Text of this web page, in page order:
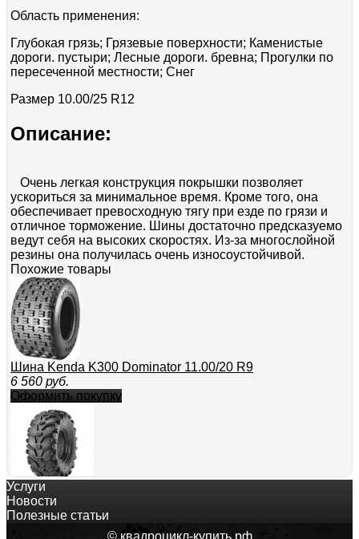
Область применения:
Глубокая грязь; Грязевые поверхности; Каменистые
дороги. пустыри; Лесные дороги. бревна; Прогулки по
пересеченной местности; Снег
Размер 10.00/25 R12
Описание:
Очень легкая конструкция покрышки позволяет
ускориться за минимальное время. Кроме того, она
обеспечивает превосходную тягу при езде по грязи и
отличное торможение. Шины достаточно предсказуемо
ведут себя на высоких скоростях. Из-за многослойной
резины она получилась очень износоустойчивой.
Похожие товары
Шина Kenda K300 Dominator 11.00/20 R9
6 560 руб.
Оформить покупку
Шина Kenda K299 Bear Claw 8.00/25 R12
7 200 руб.
Оформить покупку
Услуги
Новости
Полезные статьи
© квадроцикл-купить.рф